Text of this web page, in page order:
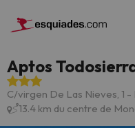
Aptos
C/virgen De Las Nieves, 1 -
13.4 km du centre de